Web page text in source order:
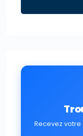
Recevez